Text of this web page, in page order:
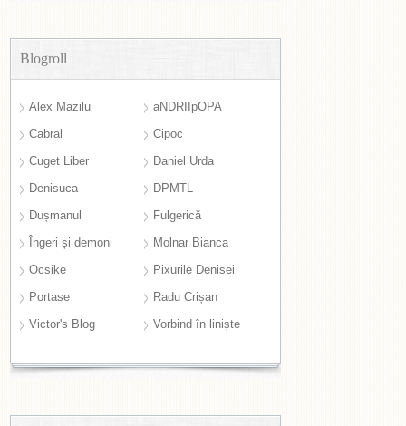
Blogroll
Alex Mazilu
aNDRIIpOPA
Cabral
Cipoc
Cuget Liber
Daniel Urda
Denisuca
DPMTL
Dușmanul
Fulgerică
Îngeri și demoni
Molnar Bianca
Ocsike
Pixurile Denisei
Portase
Radu Crișan
Victor's Blog
Vorbind în liniște